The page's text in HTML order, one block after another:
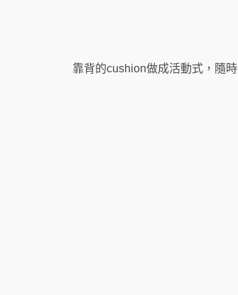
靠背的cushion做成活動式，隨